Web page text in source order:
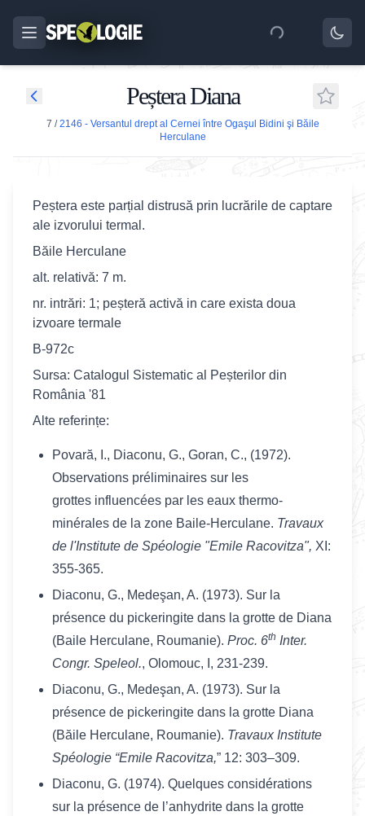
Peștera Diana
7 /2146 - Versantul drept al Cernei între Ogaşul Bidini şi Băile
Herculane
Peștera este parțial distrusă prin lucrările de captare
ale izvorului termal.
Băile Herculane
alt. relativă: 7 m.
nr. intrări: 1; peșteră activă in care exista doua
izvoare termale
B-972c
Sursa: Catalogul Sistematic al Peșterilor din
România '81
Alte referințe:
Povară, I., Diaconu, G., Goran, C., (1972).
Observations préliminaires sur les
grottes influencées par les eaux thermo-
minérales de la zone Baile-Herculane. Travaux
de l'Institute de Spéologie "Emile Racovitza", XI:
355-365.
Diaconu, G., Medeşan, A. (1973). Sur la
présence du pickeringite dans la grotte de Diana
(Baile Herculane, Roumanie). Proc. 6th Inter.
Congr. Speleol., Olomouc, I, 231-239.
Diaconu, G., Medeşan, A. (1973). Sur la
présence de pickeringite dans la grotte Diana
(Băile Herculane, Roumanie). Travaux Institute
Spéologie “Emile Racovitza,” 12: 303–309.
Diaconu, G. (1974). Quelques considérations
sur la présence de l’anhydrite dans la grotte